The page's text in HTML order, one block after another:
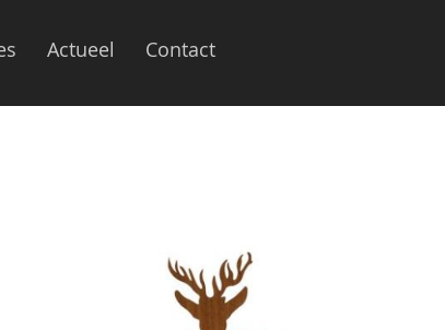
Actueel Contact